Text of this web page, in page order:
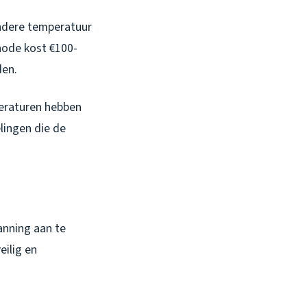
temperatuur
kost €100-
hebben
die de
aan te
en